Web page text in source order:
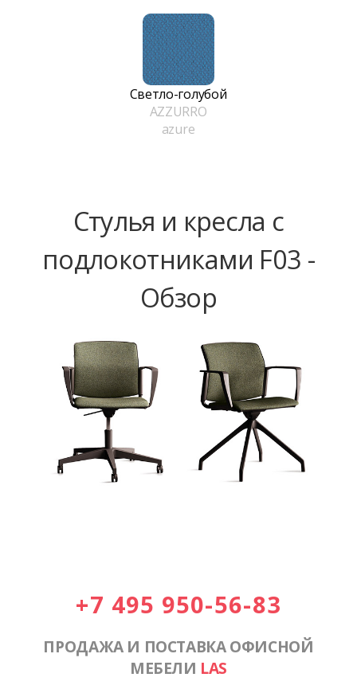
Светло-голубой
AZZURRO
azure
Стулья и кресла с
подлокотниками F03 -
Обзор
+7 495 950-56-83
ПРОДАЖА И ПОСТАВКА ОФИСНОЙ
МЕБЕЛИ LAS